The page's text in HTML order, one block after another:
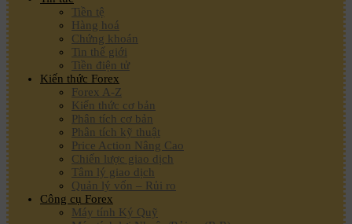
Tiền tệ
Hàng hoá
Chứng khoán
Tin thế giới
Tiền điện tử
Kiến thức Forex
Forex A-Z
Kiến thức cơ bản
Phân tích cơ bản
Phân tích kỹ thuật
Price Action Nâng Cao
Chiến lược giao dịch
Tâm lý giao dịch
Quản lý vốn – Rủi ro
Công cụ Forex
Máy tính Ký Quỹ